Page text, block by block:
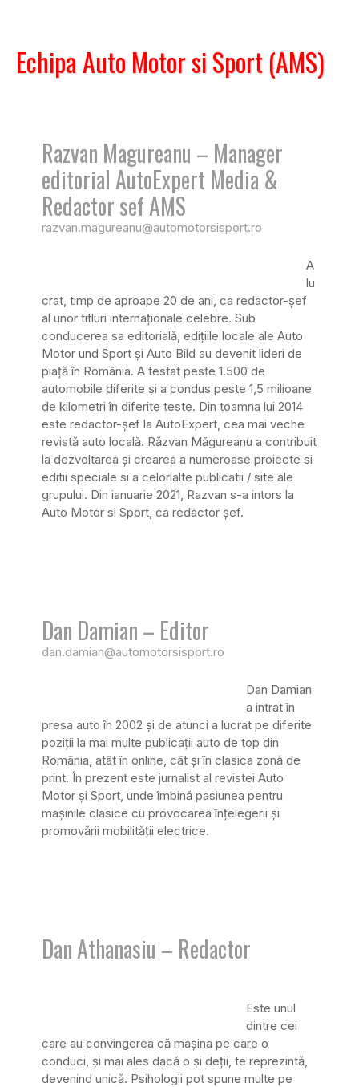
Echipa Auto Motor si Sport (AMS)
Razvan Magureanu – Manager
editorial AutoExpert Media &
Redactor sef AMS
razvan.magureanu@automotorsisport.ro
A
lu
crat, timp de aproape 20 de ani, ca redactor-șef
al unor titluri internaționale celebre. Sub
conducerea sa editorială, edițiile locale ale Auto
Motor und Sport și Auto Bild au devenit lideri de
piață în România. A testat peste 1.500 de
automobile diferite și a condus peste 1,5 milioane
de kilometri în diferite teste. Din toamna lui 2014
este redactor-șef la AutoExpert, cea mai veche
revistă auto locală. Răzvan Măgureanu a contribuit
la dezvoltarea și crearea a numeroase proiecte si
editii speciale si a celorlalte publicatii / site ale
grupului. Din ianuarie 2021, Razvan s-a intors la
Auto Motor si Sport, ca redactor șef.
Dan Damian – Editor
dan.damian@automotorsisport.ro
Dan Damian
a intrat în
presa auto în 2002 și de atunci a lucrat pe diferite
poziții la mai multe publicații auto de top din
România, atât în online, cât și în clasica zonă de
print. În prezent este jurnalist al revistei Auto
Motor și Sport, unde îmbină pasiunea pentru
mașinile clasice cu provocarea înțelegerii și
promovării mobilității electrice.
Dan Athanasiu – Redactor
Este unul
dintre cei
care au convingerea că mașina pe care o
conduci, și mai ales dacă o și deții, te reprezintă,
devenind unică. Psihologii pot spune multe pe